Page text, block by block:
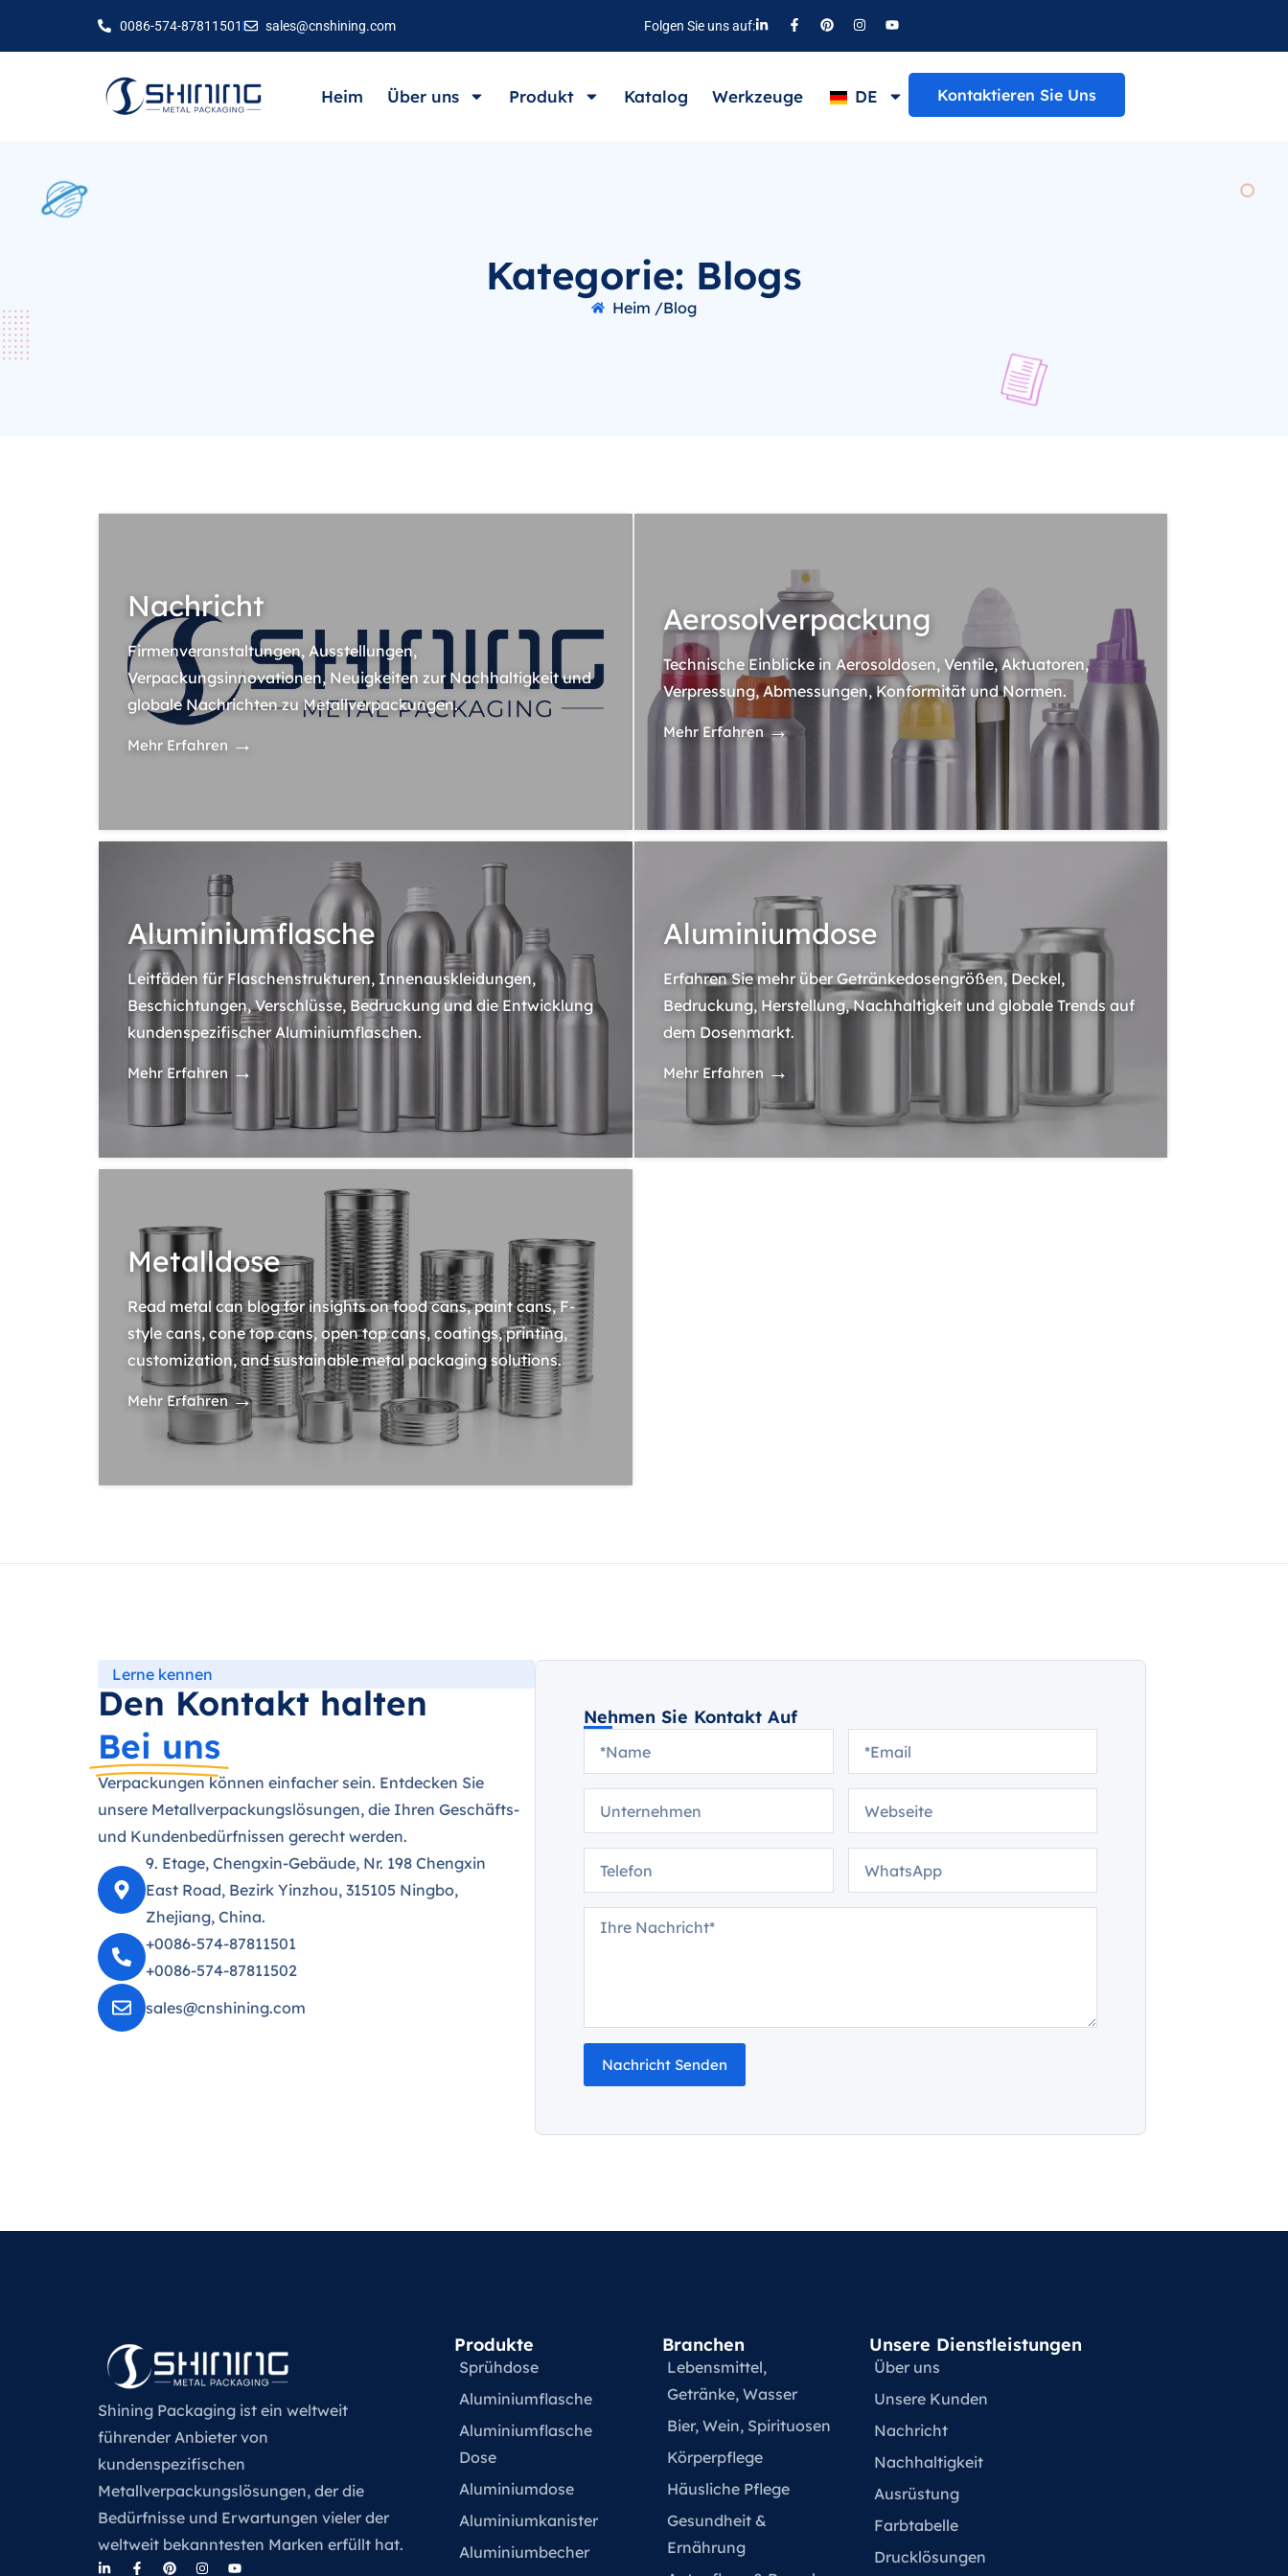
0086-574-87811501 sales@cnshining.com Folgen Sie uns auf:
Heim Über uns Produkt Katalog Werkzeuge DE Kontaktieren Sie Uns
Kategorie: Blogs
Heim /Blog
Nachricht
Firmenveranstaltungen, Ausstellungen,
Verpackungsinnovationen, Neuigkeiten zur Nachhaltigkeit und
globale Nachrichten zu Metallverpackungen.
Mehr Erfahren →
Aerosolverpackung
Technische Einblicke in Aerosoldosen, Ventile, Aktuatoren,
Verpressung, Abmessungen, Konformität und Normen.
Mehr Erfahren →
Aluminiumflasche
Leitfäden für Flaschenstrukturen, Innenauskleidungen,
Beschichtungen, Verschlüsse, Bedruckung und die Entwicklung
kundenspezifischer Aluminiumflaschen.
Mehr Erfahren →
Aluminiumdose
Erfahren Sie mehr über Getränkedosengrößen, Deckel,
Bedruckung, Herstellung, Nachhaltigkeit und globale Trends auf
dem Dosenmarkt.
Mehr Erfahren →
Metalldose
Read metal can blog for insights on food cans, paint cans, F-
style cans, cone top cans, open top cans, coatings, printing,
customization, and sustainable metal packaging solutions.
Mehr Erfahren→
Lerne kennen
Den Kontakt halten
Bei uns
Verpackungen können einfacher sein. Entdecken Sie
unsere Metallverpackungslösungen, die Ihren Geschäfts-
und Kundenbedürfnissen gerecht werden.
9. Etage, Chengxin-Gebäude, Nr. 198 Chengxin
East Road, Bezirk Yinzhou, 315105 Ningbo,
Zhejiang, China.
+0086-574-87811501
+0086-574-87811502
sales@cnshining.com
Nehmen Sie Kontakt Auf
Nachricht Senden
Shining Packaging ist ein weltweit
führender Anbieter von
kundenspezifischen
Metallverpackungslösungen, der die
Bedürfnisse und Erwartungen vieler der
weltweit bekanntesten Marken erfüllt hat.
Produkte
Sprühdose
Aluminiumflasche
Aluminiumflasche
Dose
Aluminiumdose
Aluminiumkanister
Aluminiumbecher
Branchen
Lebensmittel,
Getränke, Wasser
Bier, Wein, Spirituosen
Körperpflege
Häusliche Pflege
Gesundheit &
Ernährung
Unsere Dienstleistungen
Über uns
Unsere Kunden
Nachricht
Nachhaltigkeit
Ausrüstung
Farbtabelle
Drucklösungen